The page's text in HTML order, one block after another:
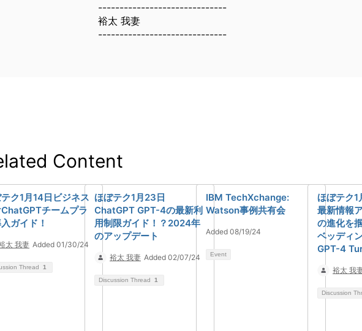
------------------------------
裕太 我妻
------------------------------
Content
ク1月14日ビジネス
チームプラ
ガイド！
太 我妻 Added 01/30/24
Thread 1
ほぼテク1月23日
ChatGPT GPT-4の最新利
用制限ガイド！？2024年
のアップデート
裕太 我妻 Added 02/07/24
Discussion Thread 1
IBM TechXchange:
Watson事例共有会
Added 08/19/24
Event
ほぼテク
最新情報
の進化を
ベッディ
GPT-4
裕太 我
Discussion